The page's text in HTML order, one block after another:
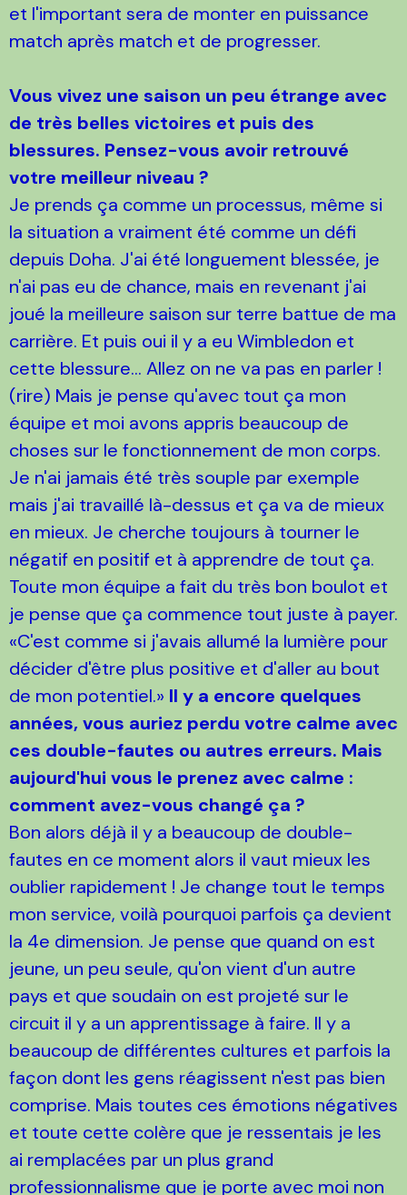
et l'important sera de monter en puissance
match après match et de progresser.
Vous vivez une saison un peu étrange avec
de très belles victoires et puis des
blessures. Pensez-vous avoir retrouvé
votre meilleur niveau ?
Je prends ça comme un processus, même si
la situation a vraiment été comme un défi
depuis Doha. J'ai été longuement blessée, je
n'ai pas eu de chance, mais en revenant j'ai
joué la meilleure saison sur terre battue de ma
carrière. Et puis oui il y a eu Wimbledon et
cette blessure... Allez on ne va pas en parler !
(rire) Mais je pense qu'avec tout ça mon
équipe et moi avons appris beaucoup de
choses sur le fonctionnement de mon corps.
Je n'ai jamais été très souple par exemple
mais j'ai travaillé là-dessus et ça va de mieux
en mieux. Je cherche toujours à tourner le
négatif en positif et à apprendre de tout ça.
Toute mon équipe a fait du très bon boulot et
je pense que ça commence tout juste à payer.
«C'est comme si j'avais allumé la lumière pour
décider d'être plus positive et d'aller au bout
de mon potentiel.» Il y a encore quelques
années, vous auriez perdu votre calme avec
ces double-fautes ou autres erreurs. Mais
aujourd'hui vous le prenez avec calme :
comment avez-vous changé ça ?
Bon alors déjà il y a beaucoup de double-
fautes en ce moment alors il vaut mieux les
oublier rapidement ! Je change tout le temps
mon service, voilà pourquoi parfois ça devient
la 4e dimension. Je pense que quand on est
jeune, un peu seule, qu'on vient d'un autre
pays et que soudain on est projeté sur le
circuit il y a un apprentissage à faire. Il y a
beaucoup de différentes cultures et parfois la
façon dont les gens réagissent n'est pas bien
comprise. Mais toutes ces émotions négatives
et toute cette colère que je ressentais je les
ai remplacées par un plus grand
professionnalisme que je porte avec moi non